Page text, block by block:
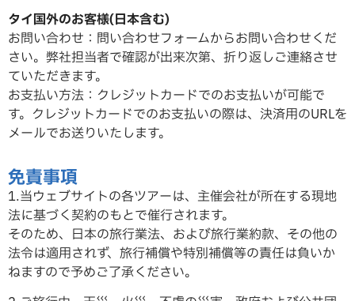
タイ国外のお客様(日本含む)
お問い合わせ：問い合わせフォームからお問い合わせくだ
さい。弊社担当者で確認が出来次第、折り返しご連絡させ
ていただきます。
お支払い方法：クレジットカードでのお支払いが可能で
す。クレジットカードでのお支払いの際は、決済用のURLを
メールでお送りいたします。
免責事項
1.当ウェブサイトの各ツアーは、主催会社が所在する現地
法に基づく契約のもとで催行されます。
そのため、日本の旅行業法、および旅行業約款、その他の
法令は適用されず、旅行補償や特別補償等の責任は負いか
ねますので予めご了承ください。